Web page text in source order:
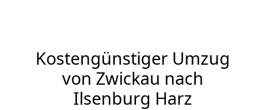
Kostengünstiger Umzug
von Zwickau nach
Ilsenburg Harz